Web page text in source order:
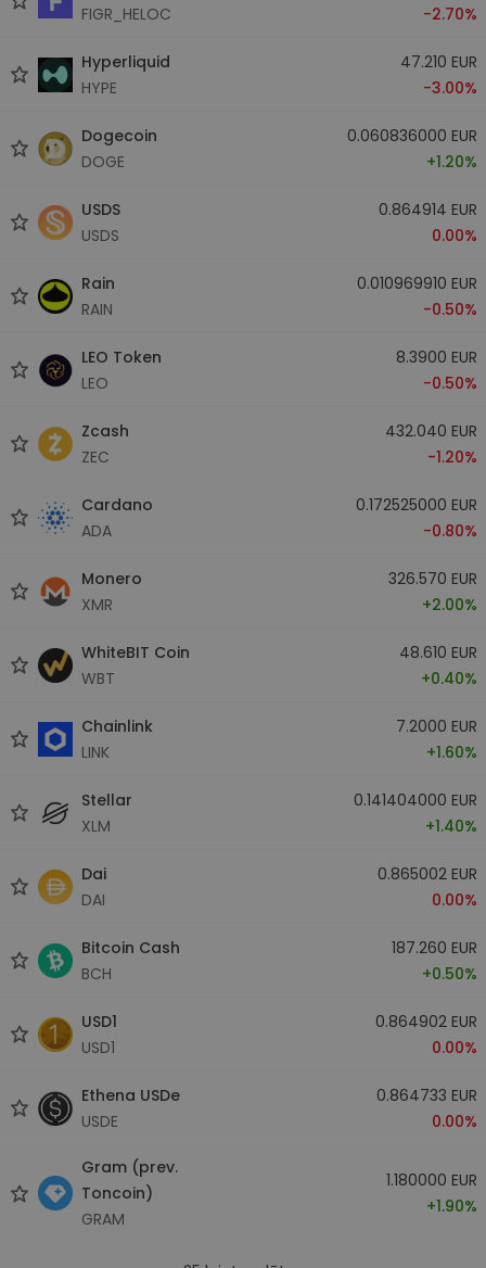
FIGR_HELOC
-2.70%
Hyperliquid
HYPE
47.210 EUR
-3.00%
Dogecoin
DOGE
0.060836000 EUR
+1.20%
USDS
USDS
0.864914 EUR
0.00%
Rain
RAIN
0.010969910 EUR
-0.50%
LEO Token
LEO
8.3900 EUR
-0.50%
Zcash
ZEC
432.040 EUR
-1.20%
Cardano
ADA
0.172525000 EUR
-0.80%
Monero
XMR
326.570 EUR
+2.00%
WhiteBIT Coin
WBT
48.610 EUR
+0.40%
Chainlink
LINK
7.2000 EUR
+1.60%
Stellar
XLM
0.141404000 EUR
+1.40%
Dai
DAI
0.865002 EUR
0.00%
Bitcoin Cash
BCH
187.260 EUR
+0.50%
USD1
USD1
0.864902 EUR
0.00%
Ethena USDe
USDE
0.864733 EUR
0.00%
Gram (prev.
Toncoin)
GRAM
1.180000 EUR
+1.90%